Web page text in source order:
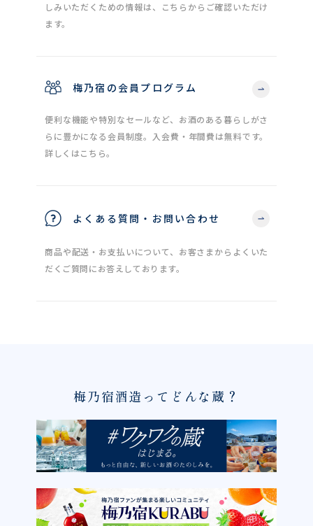
しみいただくための情報は、こちらからご確認いただけ
ます。
梅乃宿の会員プログラム
便利な機能や特別なセールなど、お酒のある暮らしがさ
らに豊かになる会員制度。入会費・年間費は無料です。
詳しくはこちら。
よくある質問・お問い合わせ
商品や配送・お支払いについて、お客さまからよくいた
だくご質問にお答えしております。
梅乃宿酒造ってどんな蔵？